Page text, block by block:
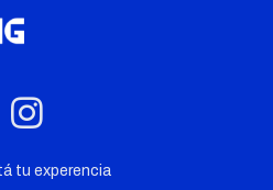
tu experencia